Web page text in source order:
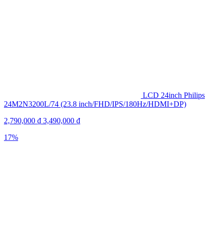
LCD 24inch Philips
24M2N3200L/74 (23.8 inch/FHD/IPS/180Hz/HDMI+DP)
2,790,000 ₫ 3,490,000 ₫
17%